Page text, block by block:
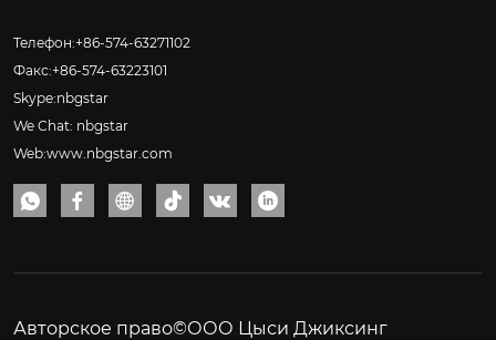
Телефон:+86-574-63271102
Факс:+86-574-63223101
Skype:nbgstar
We Chat: nbgstar
Web:www.nbgstar.com
     
Авторское право©ООО Цыси Джиксинг